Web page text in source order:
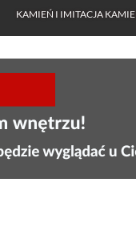
KAMIEŃ I IMITACJA